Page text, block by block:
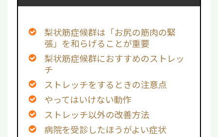
梨状筋症候群は「お尻の筋肉の緊
張」を和らげることが重要
梨状筋症候群におすすめのストレッ
チ
ストレッチをするときの注意点
やってはいけない動作
ストレッチ以外の改善方法
病院を受診したほうがよい症状